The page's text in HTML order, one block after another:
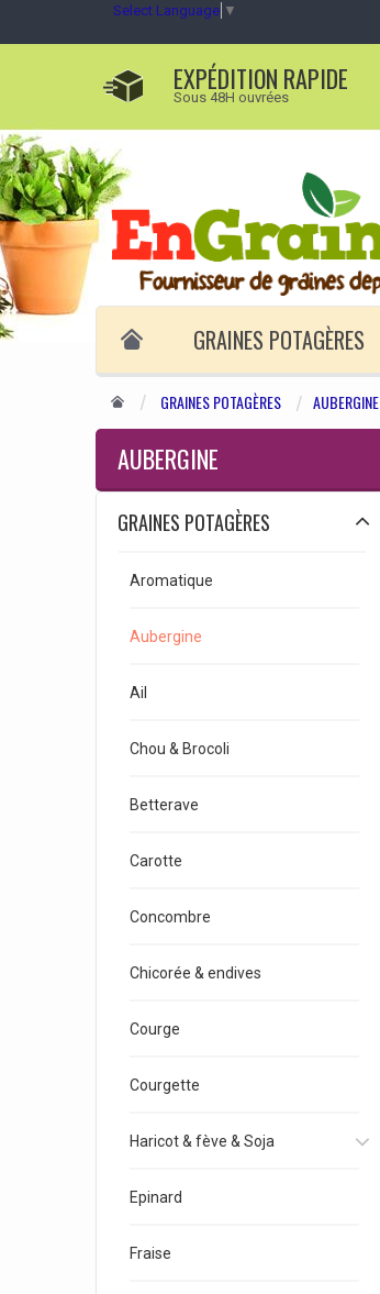
Select Language ▼
EXPÉDITION RAPIDE
Sous 48H ouvrées
GRAINES POTAGÈRES
GRAINES POTAGÈRES AUBERGINE
AUBERGINE
GRAINES POTAGÈRES
Aromatique
Aubergine
Ail
Chou & Brocoli
Betterave
Carotte
Concombre
Chicorée & endives
Courge
Courgette
Haricot & fève & Soja
Epinard
Fraise